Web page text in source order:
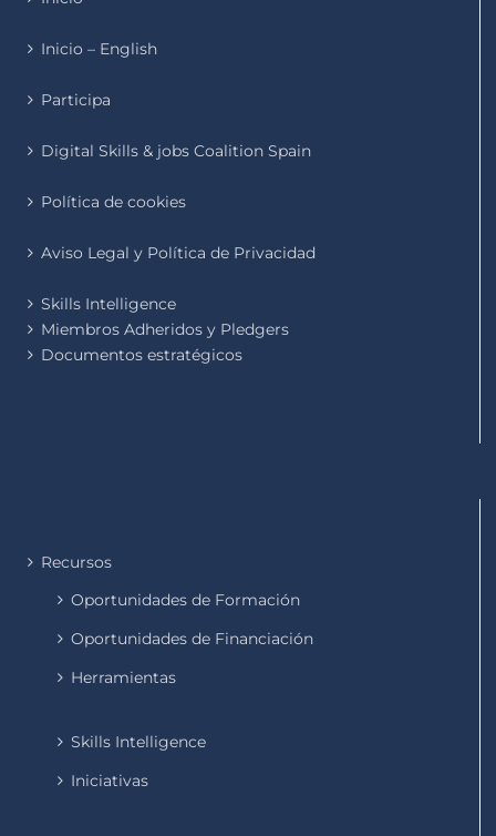
Inicio – English
Participa
Digital Skills & jobs Coalition Spain
Política de cookies
Aviso Legal y Política de Privacidad
Skills Intelligence
Miembros Adheridos y Pledgers
Documentos estratégicos
Recursos
Oportunidades de Formación
Oportunidades de Financiación
Herramientas
Skills Intelligence
Iniciativas